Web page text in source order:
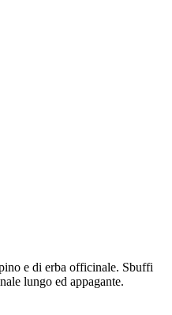
e di erba officinale. Sbuffi
lungo ed appagante.